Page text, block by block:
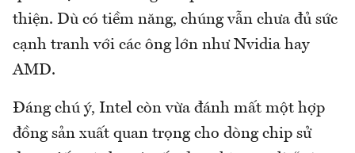
thiện. Dù có tiềm năng, chúng vẫn chưa đủ sức
cạnh tranh với các ông lớn như Nvidia hay
AMD.
Đáng chú ý, Intel còn vừa đánh mất một hợp
đồng sản xuất quan trọng cho dòng chip sử